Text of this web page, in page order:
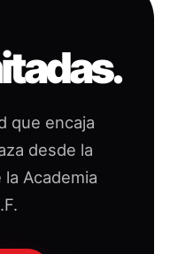
que encaja
desde la
Academia